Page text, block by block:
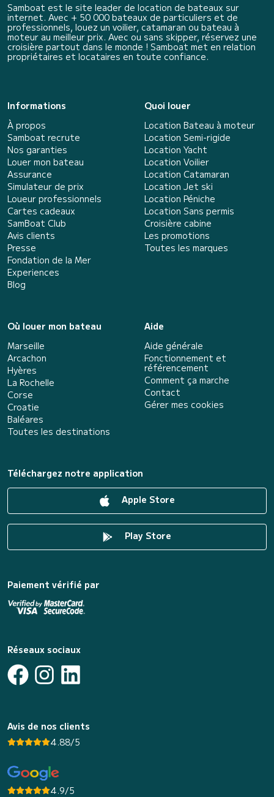
Samboat est le site leader de location de bateaux sur
internet. Avec + 50 000 bateaux de particuliers et de
professionnels, louez un voilier, catamaran ou bateau à
moteur au meilleur prix. Avec ou sans skipper, réservez une
croisière partout dans le monde ! Samboat met en relation
propriétaires et locataires en toute confiance.
Informations
À propos
Samboat recrute
Nos garanties
Louer mon bateau
Assurance
Simulateur de prix
Loueur professionnels
Cartes cadeaux
SamBoat Club
Avis clients
Presse
Fondation de la Mer
Experiences
Blog
Quoi louer
Location Bateau à moteur
Location Semi-rigide
Location Yacht
Location Voilier
Location Catamaran
Location Jet ski
Location Péniche
Location Sans permis
Croisière cabine
Les promotions
Toutes les marques
Où louer mon bateau
Marseille
Arcachon
Hyères
La Rochelle
Corse
Croatie
Baléares
Toutes les destinations
Aide
Aide générale
Fonctionnement et
référencement
Comment ça marche
Contact
Gérer mes cookies
Téléchargez notre application
Apple Store
Play Store
Paiement vérifié par
Réseaux sociaux
Avis de nos clients
4.88/5
4.9/5